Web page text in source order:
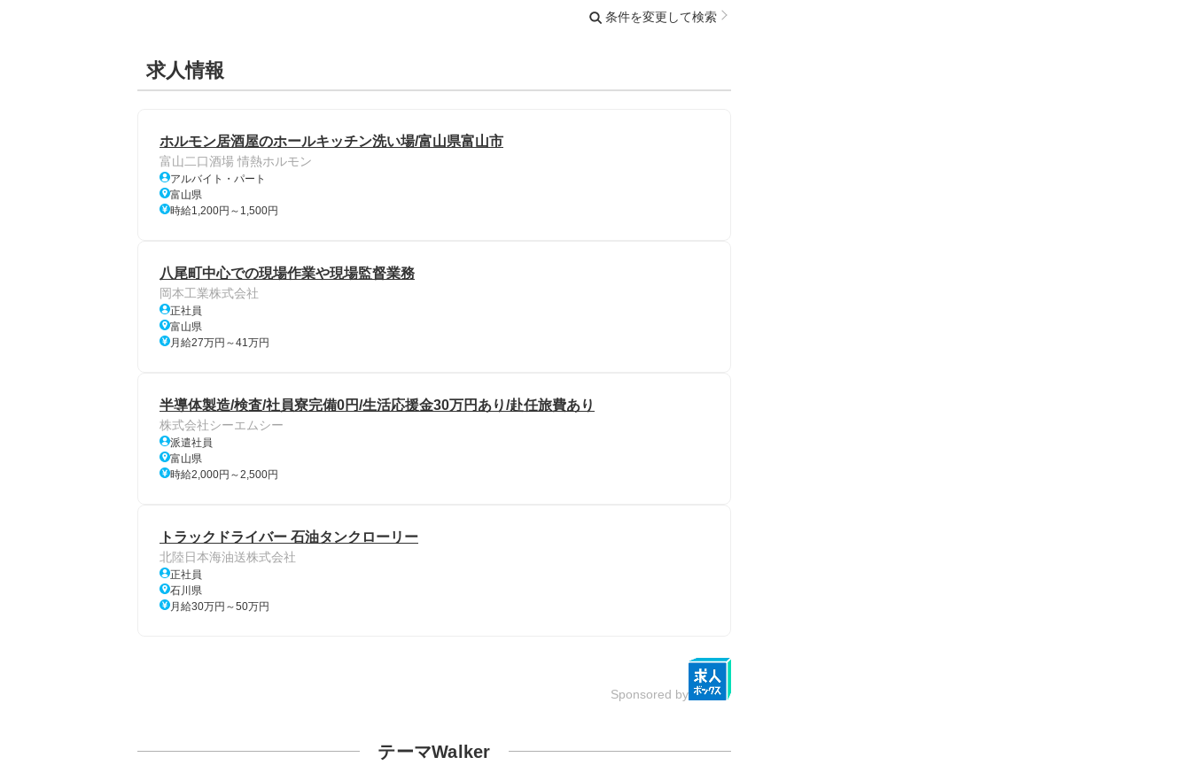
条件を変更して検索
求人情報
ホルモン居酒屋のホールキッチン洗い場/富山県富山市
富山二口酒場 情熱ホルモン
アルバイト・パート
富山県
時給1,200円～1,500円
八尾町中心での現場作業や現場監督業務
岡本工業株式会社
正社員
富山県
月給27万円～41万円
半導体製造/検査/社員寮完備0円/生活応援金30万円あり/赴任旅費あり
株式会社シーエムシー
派遣社員
富山県
時給2,000円～2,500円
トラックドライバー 石油タンクローリー
北陸日本海油送株式会社
正社員
石川県
月給30万円～50万円
Sponsored by
テーマWalker